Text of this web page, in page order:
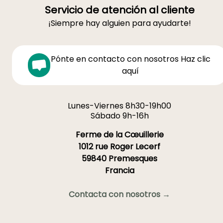
Servicio de atención al cliente
¡Siempre hay alguien para ayudarte!
Pónte en contacto con nosotros Haz clic
aquí
Lunes-Viernes 8h30-19h00
Sábado 9h-16h
Ferme de la Cœuillerie
1012 rue Roger Lecerf
59840 Premesques
Francia
Contacta con nosotros →